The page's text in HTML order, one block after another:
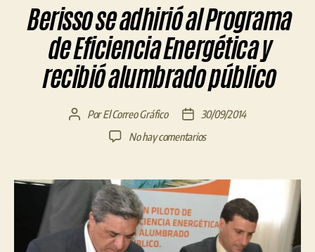
Berisso se adhirió al Programa
de Eficiencia Energética y
recibió alumbrado público
AutorPorEl Correo Gráfico
Fecha
de
30/09/2014
No hay comentariosen
adhirió
al
Programa
de
Eficiencia